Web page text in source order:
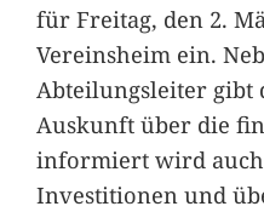
für Freitag, den 2.
Vereinsheim ein.
Abteilungsleiter gibt
Auskunft über die
informiert wird
Investitionen und